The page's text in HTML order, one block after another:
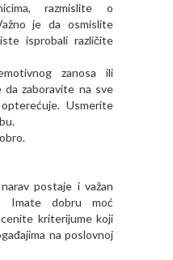
razmislite o
je da osmislite
isprobali različite
zanosa ili
da zaboravite na sve
Usmerite
postaje i važan
Imate dobru moć
kriterijume koji
na poslovnoj